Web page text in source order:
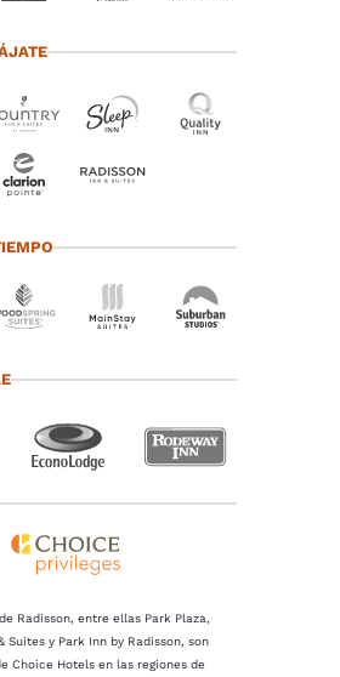
Radisson, entre ellas Park Plaza,
Suites y Park Inn by Radisson, son
Choice Hotels en las regiones de